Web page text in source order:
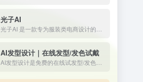
光子AI
AI发型设计｜在线发型/发色试戴